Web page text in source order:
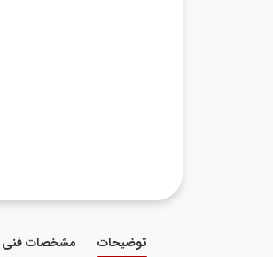
توضیحات مشخصات فنی